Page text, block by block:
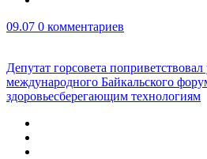
09.07 0 комментариев
Депутат горсовета поприветствовал
международного Байкальского
здоровьесберегающим технологиям